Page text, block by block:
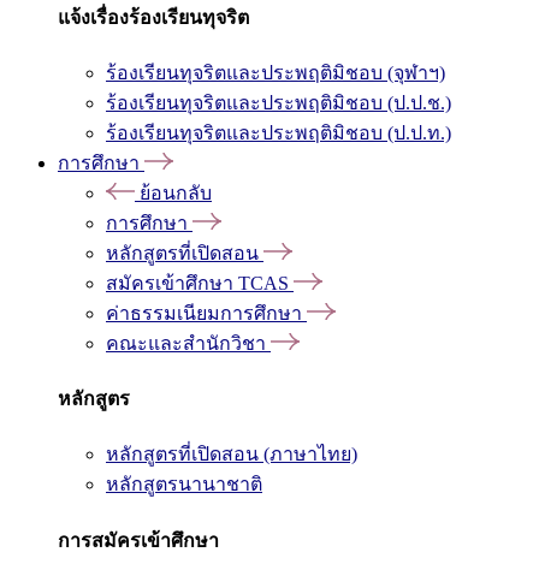
แจ้งเรื่องร้องเรียนทุจริต
ร้องเรียนทุจริตและประพฤติมิชอบ (จุฬาฯ)
ร้องเรียนทุจริตและประพฤติมิชอบ (ป.ป.ช.)
ร้องเรียนทุจริตและประพฤติมิชอบ (ป.ป.ท.)
การศึกษา
ย้อนกลับ
การศึกษา
หลักสูตรที่เปิดสอน
สมัครเข้าศึกษา TCAS
ค่าธรรมเนียมการศึกษา
คณะและสำนักวิชา
หลักสูตร
หลักสูตรที่เปิดสอน (ภาษาไทย)
หลักสูตรนานาชาติ
การสมัครเข้าศึกษา